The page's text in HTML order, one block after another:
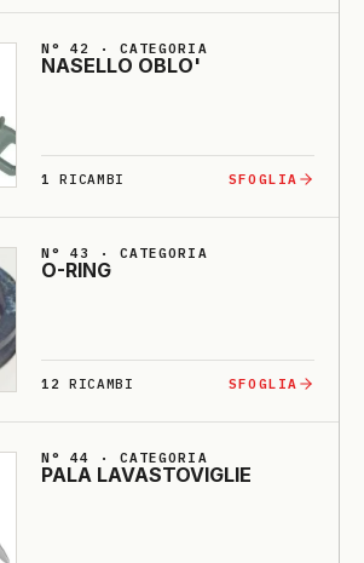
N° 42 · CATEGORIA
NA­SELLO O­BLO'
1 RICAMBI SFOGLIA
N° 43 · CATEGORIA
O-RING
12 RICAMBI SFOGLIA
N° 44 · CATEGORIA
PA­LA LA­VASTO­VI­GLIE